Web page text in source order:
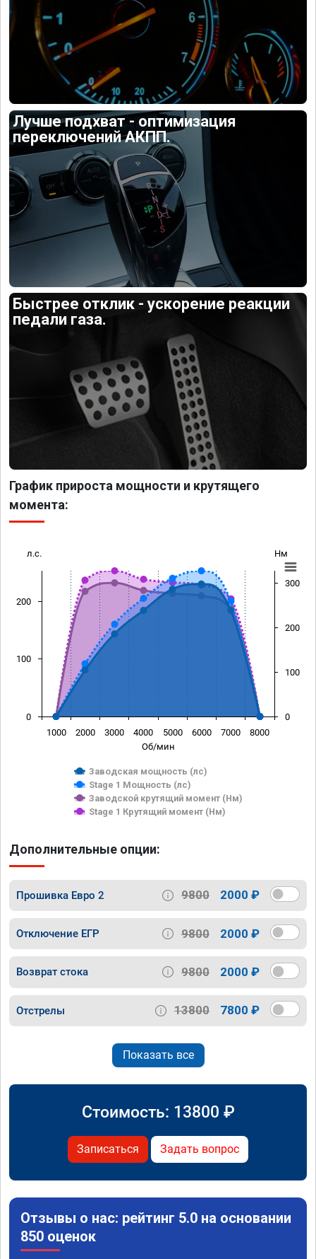
Лучше подхват - оптимизация
переключений АКПП.
Быстрее отклик - ускорение реакции
педали газа.
График прироста мощности и крутящего
момента:
Об/мин
л.с. Нм
Заводская мощность (лс)
Stage 1 Мощность (лс)
Заводской крутящий момент (Нм)
Stage 1 Крутящий момент (Нм)
1000 2000 3000 4000 5000 6000 7000 8000
0
100
200
0
100
200
300
Дополнительные опции:
Прошивка Евро 2 9800 2000 ₽
Отключение ЕГР 9800 2000 ₽
Возврат стока 9800 2000 ₽
Отстрелы 13800 7800 ₽
Показать все
Стоимость: 13800 ₽
Записаться Задать вопрос
Отзывы о нас: рейтинг 5.0 на основании
850 оценок